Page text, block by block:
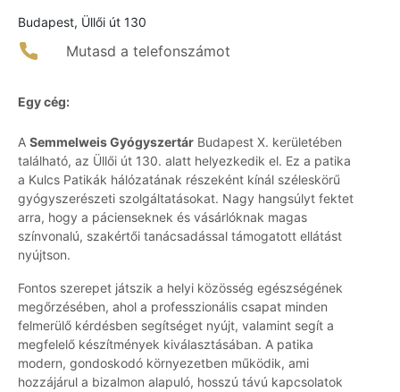
Budapest, Üllői út 130
Mutasd a telefonszámot
Egy cég:
A Semmelweis Gyógyszertár Budapest X. kerületében
található, az Üllői út 130. alatt helyezkedik el. Ez a patika
a Kulcs Patikák hálózatának részeként kínál széleskörű
gyógyszerészeti szolgáltatásokat. Nagy hangsúlyt fektet
arra, hogy a pácienseknek és vásárlóknak magas
színvonalú, szakértői tanácsadással támogatott ellátást
nyújtson.
Fontos szerepet játszik a helyi közösség egészségének
megőrzésében, ahol a professzionális csapat minden
felmerülő kérdésben segítséget nyújt, valamint segít a
megfelelő készítmények kiválasztásában. A patika
modern, gondoskodó környezetben működik, ami
hozzájárul a bizalmon alapuló, hosszú távú kapcsolatok